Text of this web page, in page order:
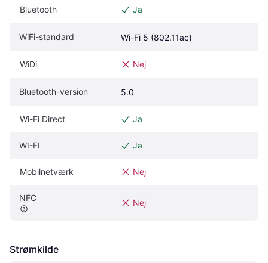
Bluetooth Ja
WiFi-standard Wi-Fi 5 (802.11ac)
WiDi Nej
Bluetooth-version 5.0
Wi-Fi Direct Ja
WI-FI Ja
Mobilnetværk Nej
NFC Nej
Strømkilde